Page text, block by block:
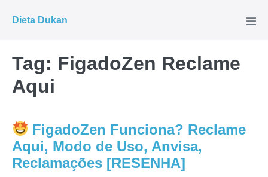
para
conteúdo
Dieta Dukan
Tag: FigadoZen Reclame
Aqui
FigadoZen Funciona? Reclame
Aqui, Modo de Uso, Anvisa,
Reclamações [RESENHA]